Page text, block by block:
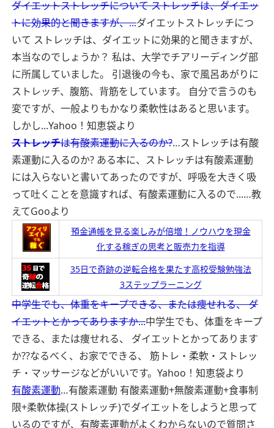
ダイエットストレッチについて ストレッチは、ダイエッ
トに効果的と聞きますが、...ダイエットストレッチにつ
いて ストレッチは、ダイエットに効果的と聞きますが、
本当なのでしょうか？ 私は、大学でチアリーディング部
に所属していました。 引退後の今も、家で風呂あがりに
ストレッチ、腹筋、背筋をしています。 自分で言うのも
変ですが、一般よりもかなり柔軟性はあると思います。
しかし...Yahoo！知恵袋より
ストレッチは有酸素運動に入るのか?…ストレッチは有酸
素運動に入るのか? ある本に、ストレッチは有酸素運動
には入らないと書いてあったのですが、呼吸を大きく吸
って吐くことを意識すれば、有酸素運動に入るので...…教
えてGooより
預金通帳を見る楽しみが倍増！ノウハウを現金
化する稼ぎの思考と販売力を指導
35日で奇跡の逆転合格を果たす高校受験勉強法
3ステップラーニング
中学生でも、体重をキープできる、または痩せれる、 ダ
イエットとかってありますか...中学生でも、体重をキープ
できる、または痩せれる、 ダイエットとかってあります
か??なるべく、お家でできる、 筋トレ・柔軟・ストレッ
チ・マッサージなどがいいです。 Yahoo！知恵袋より
有酸素運動…有酸素運動 有酸素運動+無酸素運動+食事制
限+柔軟体操(ストレッチ)でダイエットをしようと思って
いるのですが、有酸素運動がよくわからないので質問さ